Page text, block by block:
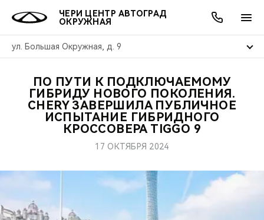
ЧЕРИ ЦЕНТР АВТОГРАД
ОКРУЖНАЯ
ул. Большая Окружная, д. 9
МОДЕЛИ
ВСЕ МОДЕЛИ
ПОКУПАТЕЛЯМ
ВЫБОР И ПОКУПКА
КРЕДИТ И СТРАХОВАНИЕ
ВЛАДЕЛЬЦАМ
ЗАПЧАСТИ И АКСЕССУАРЫ
CHERY CONNECT
МИР CHERY
АКСЕССУАРЫ
ЛЮДИ CHERY
АКЦИИ
ВЫГОДЫ И АКЦИИ
ОНЛАЙН СЕРВИСЫ
ВЫБОР И ПОКУПКА
О КОМПАНИИ
ПО ПУТИ К ПОДКЛЮЧАЕМОМУ
ГИБРИДУ НОВОГО ПОКОЛЕНИЯ.
CHERY ЗАВЕРШИЛА ПУБЛИЧНОЕ
ИСПЫТАНИЕ ГИБРИДНОГО
КРОССОВЕРА TIGGO 9
17 ОКТЯБРЯ 2024